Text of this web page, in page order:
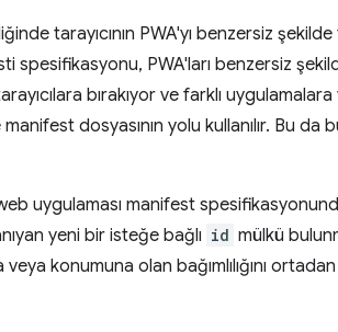
tarayıcının PWA'yı benzersiz
spesifikasyonu, PWA'ları benzersiz
bırakıyor ve farklı uygulamalara
dosyasının yolu kullanılır. Bu
uygulaması manifest spesifikasyonunda,
yeni bir isteğe bağlı id mülkü
veya konumuna olan bağımlılığını